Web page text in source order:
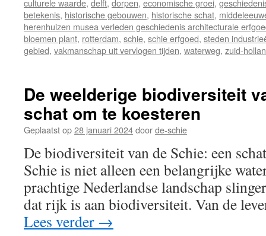
culturele waarde, delft, dorpen, economische groei,
betekenis, historische gebouwen, historische schat,
herenhuizen musea verleden geschiedenis architecturale
bloemen plant, rotterdam, schie, schie erfgoed, steden
gebied, vakmanschap uit vervlogen tijden, waterweg, zuid-
De weelderige biodiversiteit
schat om te koesteren
Geplaatst op28 januari 2024doorde-schie
De biodiversiteit van de Schie: een
Schie is niet alleen een belangrijke
prachtige Nederlandse landschap
dat rijk is aan biodiversiteit. Van de
Lees verder →